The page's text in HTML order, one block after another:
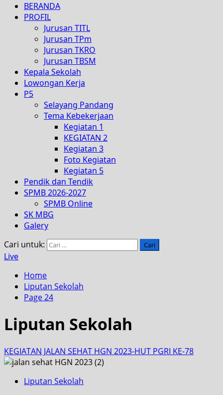
BERANDA
PROFIL
Jurusan TITL
Jurusan TPm
Jurusan TKRO
Jurusan TBSM
Kepala Sekolah
Lowongan Kerja
P5
Selayang Pandang
Tema Kebekerjaan
Kegiatan 1
KEGIATAN 2
Kegiatan 3
Foto Kegiatan
Kegiatan 5
Pendik dan Tendik
SPMB 2026-2027
SPMB Online
SK MBG
Galery
Cari untuk:
Live
Home
Liputan Sekolah
Page 24
Liputan Sekolah
KEGIATAN JALAN SEHAT HGN 2023-HUT PGRI KE-78
Liputan Sekolah